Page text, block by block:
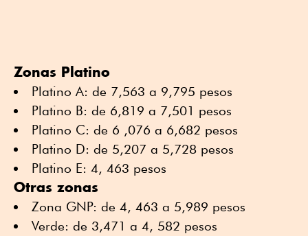
Zonas Platino
Platino A: de 7,563 a 9,795 pesos
Platino B: de 6,819 a 7,501 pesos
Platino C: de 6 ,076 a 6,682 pesos
Platino D: de 5,207 a 5,728 pesos
Platino E: 4, 463 pesos
Otras zonas
Zona GNP: de 4, 463 a 5,989 pesos
Verde: de 3,471 a 4, 582 pesos